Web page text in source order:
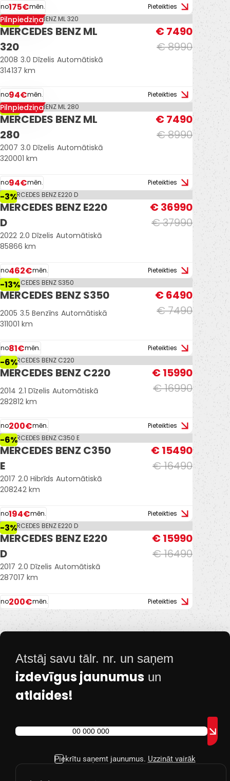
no175€mēn. Pieteikties
-17%
Pilnpiedziņa
MERCEDES BENZ ML
320
€ 8990
€ 7490
2008 3.0 Dīzelis Automātiskā
314137 km
no94€mēn. Pieteikties
-17%
Pilnpiedziņa
MERCEDES BENZ ML
280
€ 8990
€ 7490
2007 3.0 Dīzelis Automātiskā
320001 km
no94€mēn. Pieteikties
-3%
MERCEDES BENZ E220
D
€ 37990
€ 36990
2022 2.0 Dīzelis Automātiskā
85866 km
no462€mēn. Pieteikties
-13%
MERCEDES BENZ S350
€ 7490
€ 6490
2005 3.5 Benzīns Automātiskā
311001 km
no81€mēn. Pieteikties
-6%
MERCEDES BENZ C220
€ 16990
€ 15990
2014 2.1 Dīzelis Automātiskā
282812 km
no200€mēn. Pieteikties
-6%
MERCEDES BENZ C350
E
€ 16490
€ 15490
2017 2.0 Hibrīds Automātiskā
208242 km
no194€mēn. Pieteikties
-3%
MERCEDES BENZ E220
D
€ 16490
€ 15990
2017 2.0 Dīzelis Automātiskā
287017 km
no200€mēn. Pieteikties
Atstāj savu tālr. nr. un saņem
izdevīgus jaunumus un
atlaides!
Piekrītu saņemt jaunumus. Uzzināt vairāk